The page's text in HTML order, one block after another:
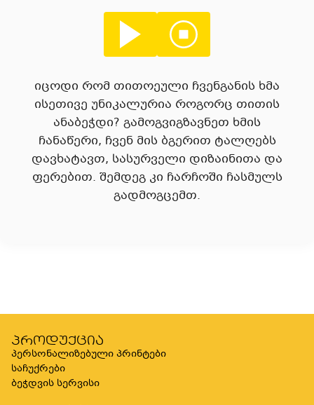
იცოდი რომ თითოეული ჩვენგანის ხმა
ისეთივე უნიკალურია როგორც თითის
ანაბეჭდი? გამოგვიგზავნეთ ხმის
ჩანაწერი, ჩვენ მის ბგერით ტალღებს
დავხატავთ, სასურველი დიზაინითა და
ფერებით. შემდეგ კი ჩარჩოში ჩასმულს
გადმოგცემთ.
პროდუქცია
პერსონალიზებული პრინტები
საჩუქრები
ბეჭდვის სერვისი